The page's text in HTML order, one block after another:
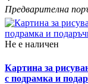
Предварителна
Не е наличен
Картина за
с подрамка и